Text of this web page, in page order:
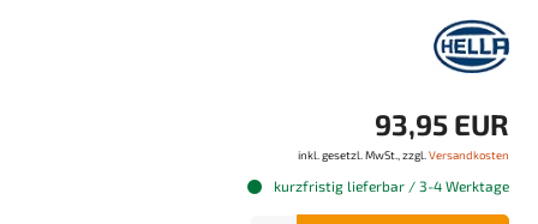
93,95 EUR
inkl. gesetzl. MwSt., zzgl. Versandkosten
kurzfristig lieferbar / 3-4 Werktage